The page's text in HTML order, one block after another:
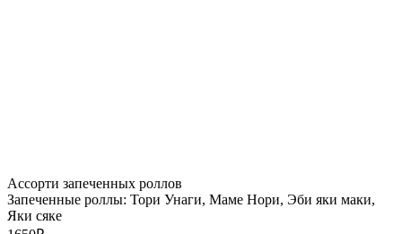
Ассорти запеченных роллов
Запеченные роллы: Тори Унаги, Маме Нори, Эби яки маки,
Яки сяке